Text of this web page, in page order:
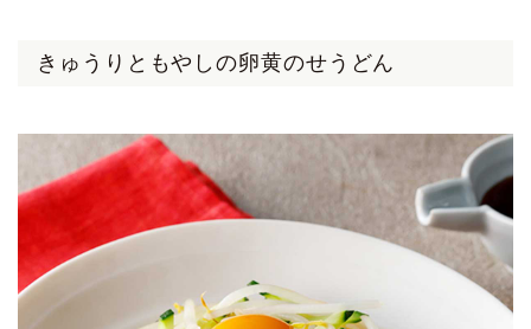
きゅうりともやしの卵黄のせうどん